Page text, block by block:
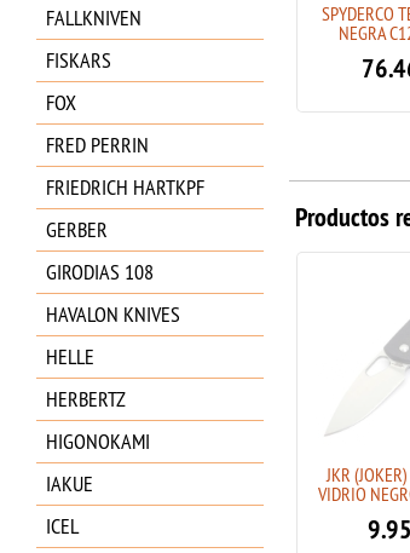
FALLKNIVEN
FISKARS
FOX
FRED PERRIN
FRIEDRICH HARTKPF
GERBER
GIRODIAS 108
HAVALON KNIVES
HELLE
HERBERTZ
HIGONOKAMI
IAKUE
ICEL
SPYDERCO HONEYBEE
C137P
SPYDERCO
NEGRA
Productos
BOKER Mini Redencion 42a
JKR
VIDRIO
9.95